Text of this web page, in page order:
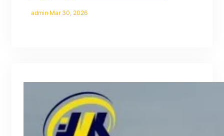
admin·Mar 30, 2026